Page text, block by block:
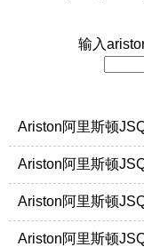
输入
Ariston阿里斯顿
Ariston阿里斯顿
Ariston阿里斯顿
Ariston阿里斯顿